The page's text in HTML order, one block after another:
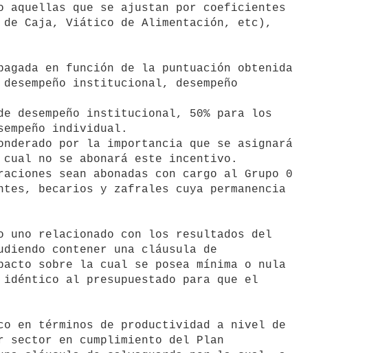
que se ajustan por coeficientes
de Caja, Viático de Alimentación, etc),
institucional, desempeño
individual.
no se abonará este incentivo.
sean abonadas con cargo al Grupo 0
becarios y zafrales cuya permanencia
contener una cláusula de
sobre la cual se posea mínima o nula
al presupuestado para que el
en cumplimiento del Plan